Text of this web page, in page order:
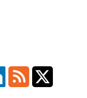
LinkedInRSS